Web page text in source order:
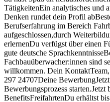
TätigkeitenEin analytisches und
Denken rundet dein Profil
Berufserfahrung im Bereich
aufgeschlossen,durch
erlernenDu verfügst über einen
gute deutsche
Fachbauüberwacher:innen sind
willkommen. Dein
297 24707Deine
Bewerbungsprozess starten.Jetzt
BenefitsFreifahrtenDu erhältst